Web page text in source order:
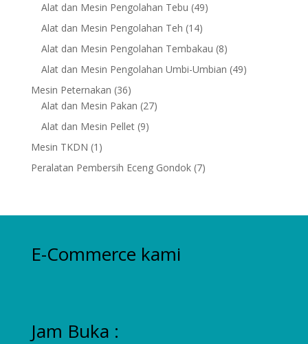
Alat dan Mesin Pengolahan Tebu 4949
Alat dan Mesin Pengolahan Teh 1414
products
Alat dan Mesin Pengolahan Tembakau 88
products
Alat dan Mesin Pengolahan Umbi-Umbian 4949
Mesin Peternakan 3636
products
Alat dan Mesin Pakan 2727
Alat dan Mesin Pellet 99
Mesin TKDN 1 1
product
Peralatan Pembersih Eceng Gondok 77
E-Commerce kami
Jam Buka :